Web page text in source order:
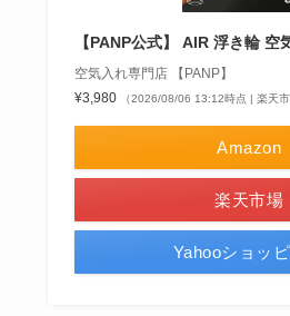
【PANP公式】 AIR 浮き輪 空
空気入れ専門店 【PANP】
¥3,980
（2026/08/06 13:12時点 | 楽天市
Amazon
楽天市場
Yahooショッ